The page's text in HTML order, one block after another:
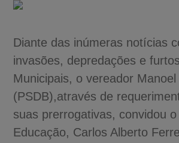
Diante das inúmeras notícias
invasões, depredações e
Municipais, o vereador
(PSDB),através de
suas prerrogativas, convidou
Educação, Carlos Alberto